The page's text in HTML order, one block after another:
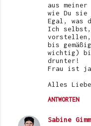
aus
wie Du sie
Egal, was
Ich
bis
wichtig)
drunter!
Frau ist ja
Alles
ANTWORTEN
Sabine Gimm